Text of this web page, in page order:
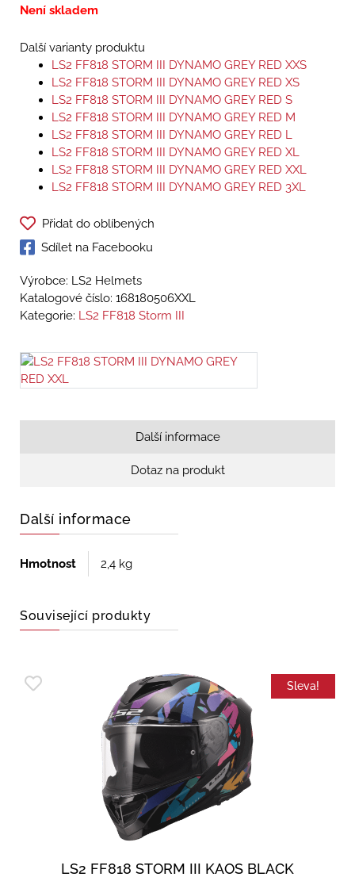
Není skladem
Další varianty produktu
LS2 FF818 STORM III DYNAMO GREY RED XXS
LS2 FF818 STORM III DYNAMO GREY RED XS
LS2 FF818 STORM III DYNAMO GREY RED S
LS2 FF818 STORM III DYNAMO GREY RED M
LS2 FF818 STORM III DYNAMO GREY RED L
LS2 FF818 STORM III DYNAMO GREY RED XL
LS2 FF818 STORM III DYNAMO GREY RED XXL
LS2 FF818 STORM III DYNAMO GREY RED 3XL
Přidat do oblíbených
Sdílet na Facebooku
Výrobce: LS2 Helmets
Katalogové číslo: 168180506XXL
Kategorie: LS2 FF818 Storm III
Další informace
Dotaz na produkt
Další informace
Hmotnost 2,4 kg
Související produkty
Sleva!
LS2 FF818 STORM III KAOS BLACK